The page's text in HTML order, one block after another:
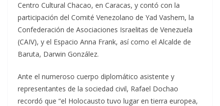
Centro Cultural Chacao, en Caracas, y contó con la
participación del Comité Venezolano de Yad Vashem, la
Confederación de Asociaciones Israelitas de Venezuela
(CAIV), y el Espacio Anna Frank, así como el Alcalde de
Baruta, Darwin González.
Ante el numeroso cuerpo diplomático asistente y
representantes de la sociedad civil, Rafael Dochao
recordó que “el Holocausto tuvo lugar en tierra europea,